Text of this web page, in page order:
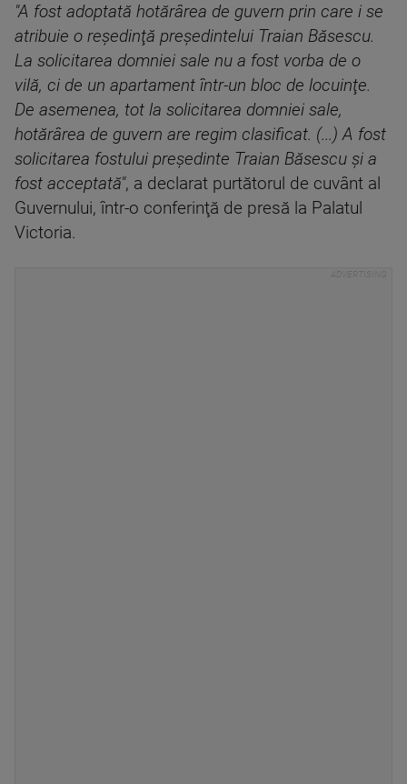
"A fost adoptată hotărârea de guvern prin care i se
atribuie o reşedinţă preşedintelui Traian Băsescu.
La solicitarea domniei sale nu a fost vorba de o
vilă, ci de un apartament într-un bloc de locuinţe.
De asemenea, tot la solicitarea domniei sale,
hotărârea de guvern are regim clasificat. (...) A fost
solicitarea fostului preşedinte Traian Băsescu şi a
fost acceptată", a declarat purtătorul de cuvânt al
Guvernului, într-o conferinţă de presă la Palatul
Victoria.